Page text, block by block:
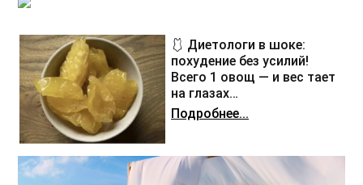
🩱 Диетологи в шоке:
похудение без усилий!
Всего 1 овощ — и вес тает
на глазах…
Подробнее...